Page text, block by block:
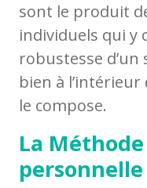
sont le produit
individuels qui y
robustesse
bien à
le compose.
La